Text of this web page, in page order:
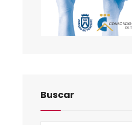
Buscar